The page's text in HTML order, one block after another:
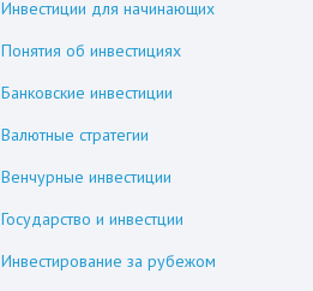
Инвестиции для начинающих
Понятия об инвестициях
Банковские инвестиции
Валютные стратегии
Венчурные инвестиции
Государство и инвестции
Инвестирование за рубежом